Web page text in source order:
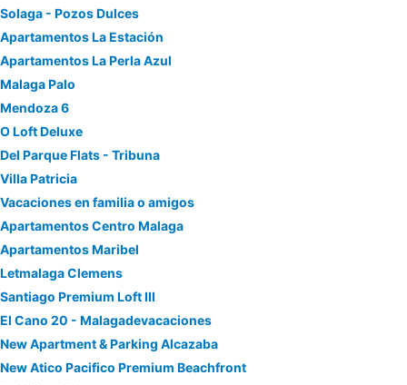
Solaga - Pozos Dulces
Apartamentos La Estación
Apartamentos La Perla Azul
Malaga Palo
Mendoza 6
O Loft Deluxe
Del Parque Flats - Tribuna
Villa Patricia
Vacaciones en familia o amigos
Apartamentos Centro Malaga
Apartamentos Maribel
Letmalaga Clemens
Santiago Premium Loft III
El Cano 20 - Malagadevacaciones
New Apartment & Parking Alcazaba
New Atico Pacifico Premium Beachfront